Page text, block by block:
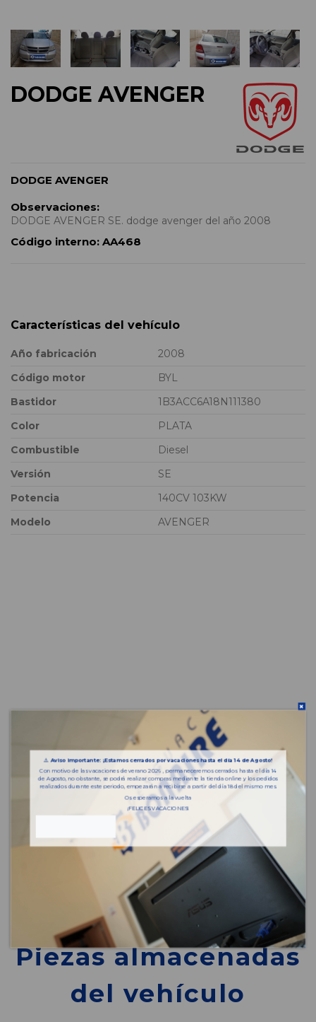
DODGE AVENGER
DODGE AVENGER
Observaciones:
DODGE AVENGER SE. dodge avenger del año 2008
Código interno: AA468
Características del vehículo
Año fabricación
2008
Código motor
BYL
Bastidor
1B3ACC6A18N111380
Color
PLATA
Combustible
Diesel
Versión
SE
Potencia
140CV 103KW
Modelo
AVENGER
Piezas almacenadas
del vehículo
⚠️ Aviso importante: ¡Estamos cerrados por vacaciones hasta el día 14 de Agosto!
Con motivo de las vacaciones de verano 2026 , permaneceremos cerrados hasta el día 14
de Agosto, no obstante, se podrá realizar compras mediante la tienda online y los pedidos
realizados durante este periodo, empezarán a recibirse a partir del día 18 del mismo mes.
Os esperamos a la vuelta
¡FELICES VACACIONES!